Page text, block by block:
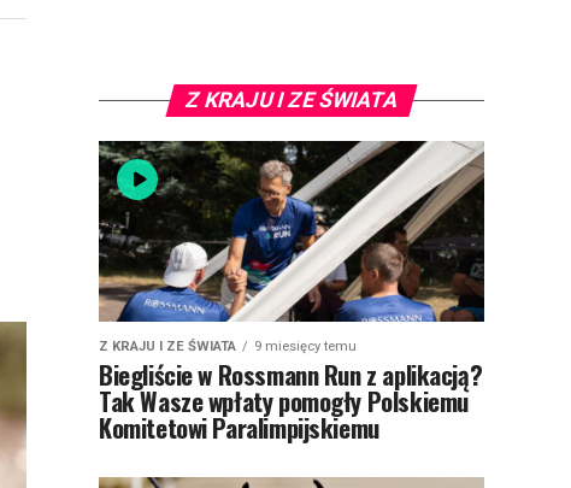
Z KRAJU I ZE ŚWIATA
Z KRAJU I ZE ŚWIATA 9 miesięcy temu
Biegliście w Rossmann Run z aplikacją?
Tak Wasze wpłaty pomogły Polskiemu
Komitetowi Paralimpijskiemu